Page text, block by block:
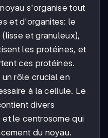
s'organise tout
et d'organites: le
(lisse et granuleux),
les protéines, et
ces protéines.
rôle crucial en
à la cellule. Le
divers
le centrosome qui
du noyau.